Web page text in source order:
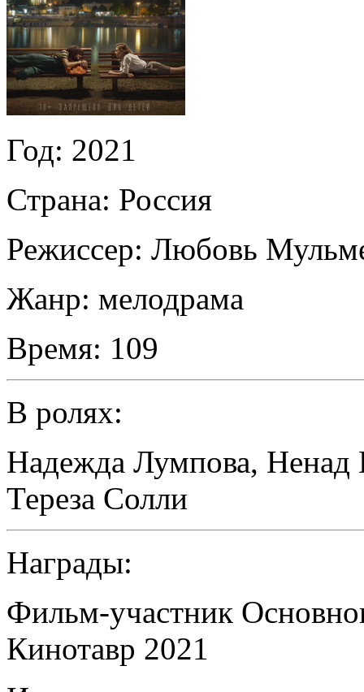
Год: 2021
Страна: Россия
Режиссер: Любовь
Жанр: мелодрама
Время: 109
В ролях:
Надежда Лумпова, Ненад
Тереза Солли
Награды:
Фильм-участник
Кинотавр 2021